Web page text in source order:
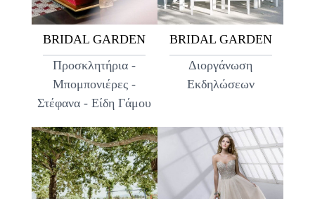
BRIDAL GARDEN
Προσκλητήρια -
Μπομπονιέρες -
Στέφανα - Είδη Γάμου
BRIDAL GARDEN
Διοργάνωση
Εκδηλώσεων